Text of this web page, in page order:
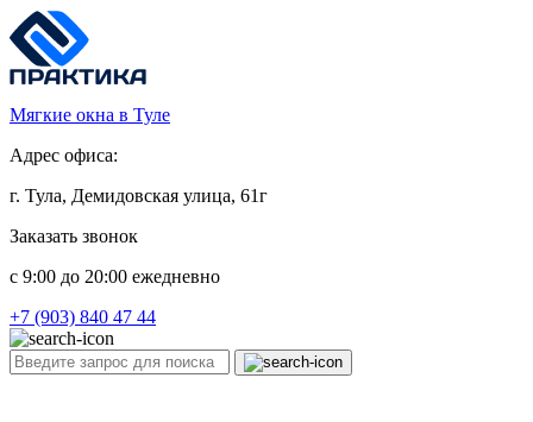
Мягкие окна в Туле
Адрес офиса:
г. Тула, Демидовская улица, 61г
Заказать звонок
c 9:00 до 20:00 ежедневно
+7 (903) 840 47 44